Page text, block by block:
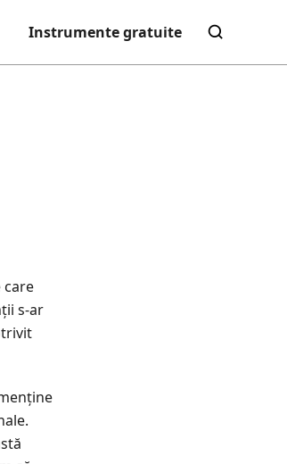
Instrumente gratuite
care
s-ar